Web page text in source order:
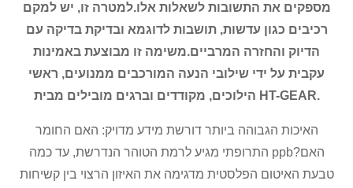
מספקים את התשובות לשאלות אלו.למטרה זו, יש למקם
רכיבים כגון עדשות, תושבות לדוגמא ובדיקת בדיקה עם
הדיוק והחזרה המרביים.משימה זו מבוצעת באמינות
עקבית על ידי שילובי הנעה המורכבים ממנועים, ראשי
הילוכים, מקודדים וברגים מובילים מבית HT-GEAR.
האיכות הגבוהה ביותר דורשת מידע מדויק: האם החומר
התרופתי מגיע לרמת הטוהר הנדרשת, עד כמה ppb?האם
טבעת האיטום הפלסטית מדגימה את האיזון הרצוי בין קשיחות